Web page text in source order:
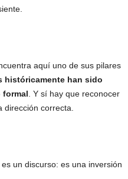
aquí uno de sus pilares
históricamente han sido
formal . Y sí hay que reconocer
correcta.
un discurso: es una inversión